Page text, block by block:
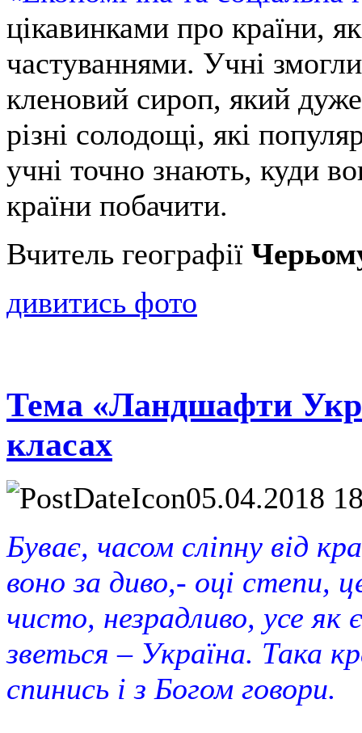
цікавинками про країни,
частуваннями. Учні
кленовий сироп, який
різні солодощі, які
учні точно знають, куди
країни побачити.
Вчитель географії
дивитись фото
Тема «Ландшафти
класах
05.04.2018
Буває, часом сліпну від
воно за диво,- оці степи,
чисто, незрадливо, усе як
зветься – Україна. Така
спинись і з Богом говори.